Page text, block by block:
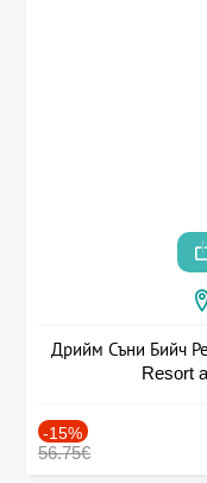
Дрийм Съни Бийч
Resort
-15%
56.75€